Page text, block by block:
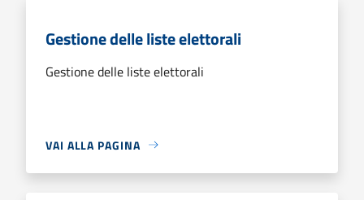
Gestione delle liste elettorali
Gestione delle liste elettorali
VAI ALLA PAGINA